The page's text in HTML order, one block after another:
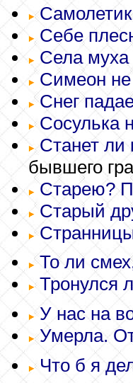
Себе
Села муха
Симеон
Снег
Сосулька
Станет
бывшего
Старею?
Старый
То ли
Тронулся
У нас на
Умерла.
Что б я